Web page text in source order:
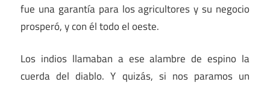
fue una garantía para los agricultores y su negocio
prosperó, y con él todo el oeste.
Los indios llamaban a ese alambre de espino la
cuerda del diablo. Y quizás, si nos paramos un